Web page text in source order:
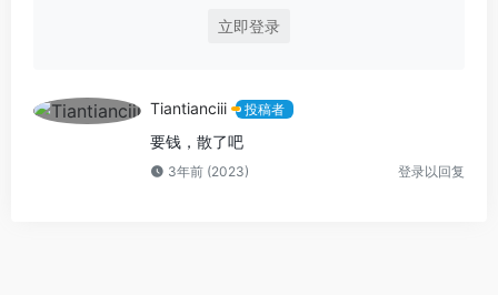
立即登录
Tiantianciii 投稿者
要钱，散了吧
3年前 (2023) 登录以回复